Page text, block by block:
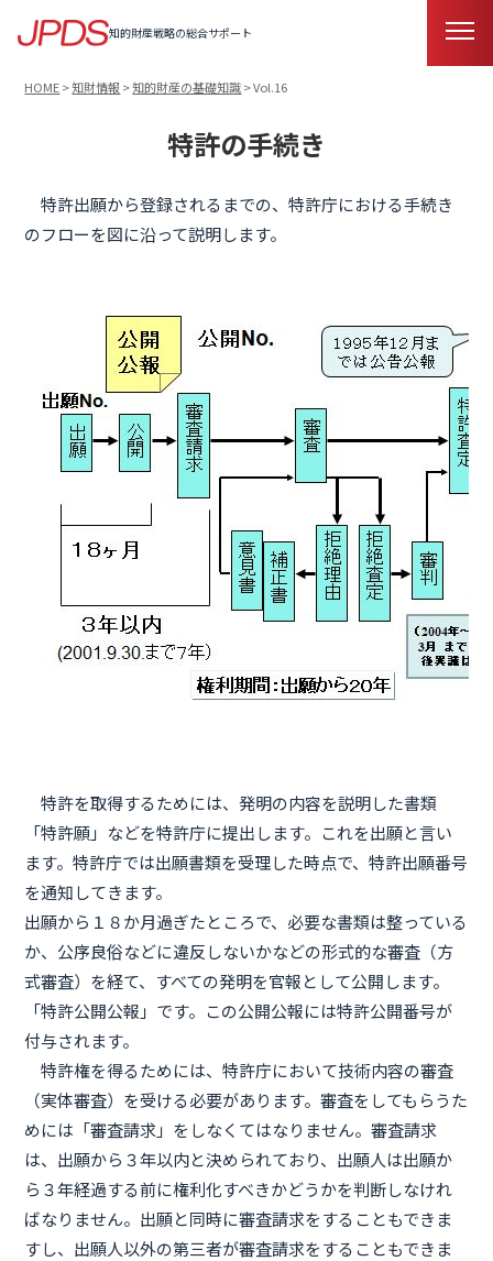
知的財産戦略の総合サポート
HOME>知財情報 >知的財産の基礎知識>Vol.16
特許の手続き
特許出願から登録されるまでの、特許庁における手続き
のフローを図に沿って説明します。
特許を取得するためには、発明の内容を説明した書類
「特許願」などを特許庁に提出します。これを出願と言い
ます。特許庁では出願書類を受理した時点で、特許出願番号
を通知してきます。
出願から１８か月過ぎたところで、必要な書類は整っている
か、公序良俗などに違反しないかなどの形式的な審査（方
式審査）を経て、すべての発明を官報として公開します。
「特許公開公報」です。この公開公報には特許公開番号が
付与されます。
特許権を得るためには、特許庁において技術内容の審査
（実体審査）を受ける必要があります。審査をしてもらうた
めには「審査請求」をしなくてはなりません。審査請求
は、出願から３年以内と決められており、出願人は出願か
ら３年経過する前に権利化すべきかどうかを判断しなけれ
ばなりません。出願と同時に審査請求をすることもできま
すし、出願人以外の第三者が審査請求をすることもできま